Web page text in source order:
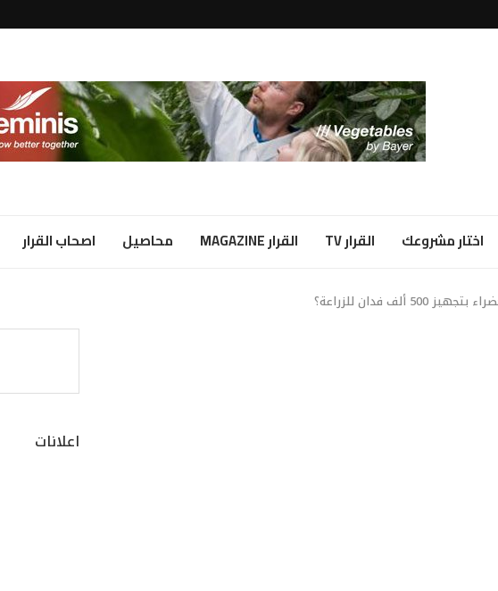
اختار مشروعك القرار TV القرار MAGAZINE محاصيل اصحاب القرار
فدان للزراعة؟
اعلانات